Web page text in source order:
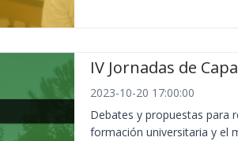
IV Jornadas de
2023-10-20 17:00:00
Debates y propuestas para
formación universitaria y el